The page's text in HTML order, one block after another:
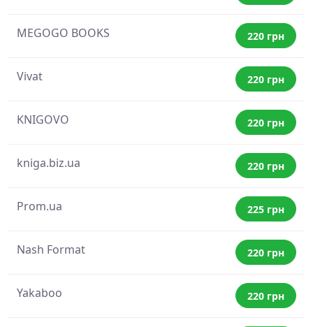
MEGOGO BOOKS 220 грн
Vivat 220 грн
KNIGOVO 220 грн
kniga.biz.ua 220 грн
Prom.ua 225 грн
Nash Format 220 грн
Yakaboo 220 грн